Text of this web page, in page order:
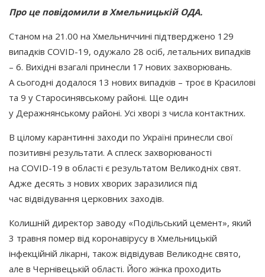
Про це повідомили в Хмельницькій ОДА.
Станом на 21.00 на Хмельниччині підтверджено 129
випадків COVID-19, одужало 28 осіб, летальних випадків
– 6. Вихідні взагалі принесли 17 нових захворювань.
А сьогодні додалося 13 нових випадків – троє в Красилові
та 9 у Старосинявському районі. Ще один
у Деражнянському районі. Усі хворі з числа контактних.
В цілому карантинні заходи по Україні принесли свої
позитивні результати. А сплеск захворюваності
на COVID-19 в області є результатом Великодніх свят.
Адже десять з нових хворих заразилися під
час відвідування церковних заходів.
Колишній директор заводу «Подільський цемент», який
3 травня помер від коронавірусу в Хмельницькій
інфекційній лікарні, також відвідував Великоднє свято,
але в Чернівецькій області. Його жінка проходить